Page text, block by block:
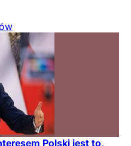
Polski jest to,